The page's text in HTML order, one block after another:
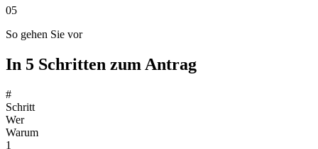
05
So gehen Sie vor
In 5 Schritten zum Antrag
#
Schritt
Wer
Warum
1